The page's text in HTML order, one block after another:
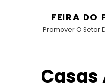
FEIRA DO
Promover O Setor
Casas